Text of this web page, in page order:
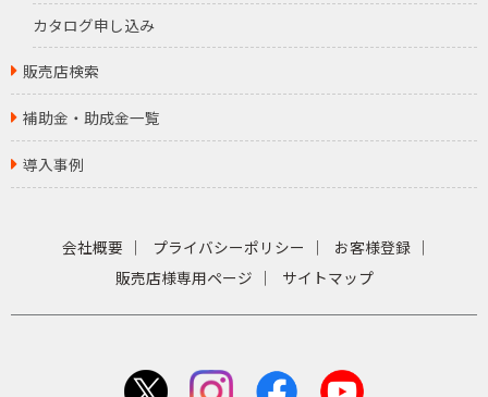
カタログ申し込み
販売店検索
補助金・助成金一覧
導入事例
会社概要 プライバシーポリシー
お客様登録
販売店様専用ページ
サイトマップ